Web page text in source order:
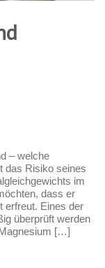
– welche
das Risiko seines
im
dass er
erfreut. Eines der
überprüft werden
[…]